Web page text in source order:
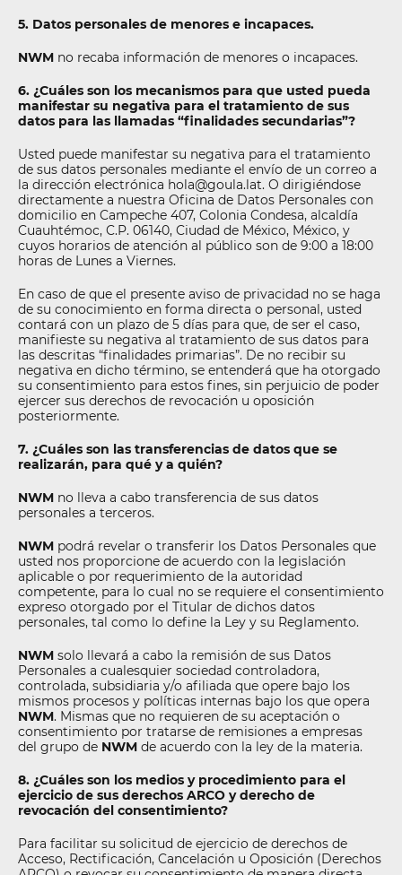
5. Datos personales de menores e incapaces.
NWM no recaba información de menores o incapaces.
6. ¿Cuáles son los mecanismos para que usted pueda
manifestar su negativa para el tratamiento de sus
datos para las llamadas “finalidades secundarias”?
Usted puede manifestar su negativa para el tratamiento
de sus datos personales mediante el envío de un correo a
la dirección electrónica hola@goula.lat. O dirigiéndose
directamente a nuestra Oficina de Datos Personales con
domicilio en Campeche 407, Colonia Condesa, alcaldía
Cuauhtémoc, C.P. 06140, Ciudad de México, México, y
cuyos horarios de atención al público son de 9:00 a 18:00
horas de Lunes a Viernes.
En caso de que el presente aviso de privacidad no se haga
de su conocimiento en forma directa o personal, usted
contará con un plazo de 5 días para que, de ser el caso,
manifieste su negativa al tratamiento de sus datos para
las descritas “finalidades primarias”. De no recibir su
negativa en dicho término, se entenderá que ha otorgado
su consentimiento para estos fines, sin perjuicio de poder
ejercer sus derechos de revocación u oposición
posteriormente.
7. ¿Cuáles son las transferencias de datos que se
realizarán, para qué y a quién?
NWM no lleva a cabo transferencia de sus datos
personales a terceros.
NWM podrá revelar o transferir los Datos Personales que
usted nos proporcione de acuerdo con la legislación
aplicable o por requerimiento de la autoridad
competente, para lo cual no se requiere el consentimiento
expreso otorgado por el Titular de dichos datos
personales, tal como lo define la Ley y su Reglamento.
NWM solo llevará a cabo la remisión de sus Datos
Personales a cualesquier sociedad controladora,
controlada, subsidiaria y/o afiliada que opere bajo los
mismos procesos y políticas internas bajo los que opera
NWM. Mismas que no requieren de su aceptación o
consentimiento por tratarse de remisiones a empresas
del grupo de NWM de acuerdo con la ley de la materia.
8. ¿Cuáles son los medios y procedimiento para el
ejercicio de sus derechos ARCO y derecho de
revocación del consentimiento?
Para facilitar su solicitud de ejercicio de derechos de
Acceso, Rectificación, Cancelación u Oposición (Derechos